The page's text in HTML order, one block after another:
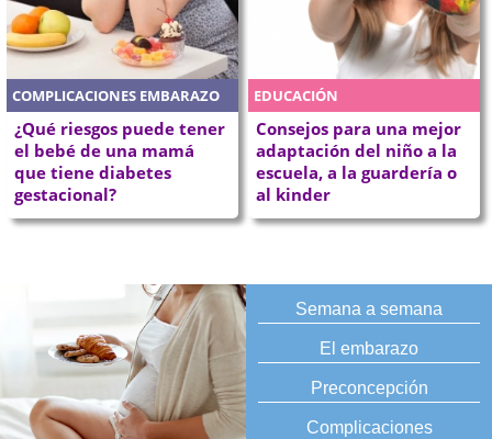
COMPLICACIONES EMBARAZO
¿Qué riesgos puede tener
el bebé de una mamá
que tiene diabetes
gestacional?
EDUCACIÓN
Consejos para una mejor
adaptación del niño a la
escuela, a la guardería o
al kinder
Semana a semana
El embarazo
Preconcepción
Complicaciones